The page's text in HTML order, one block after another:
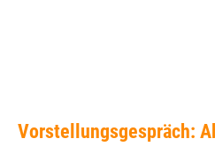
Vorstellungsgespräch: